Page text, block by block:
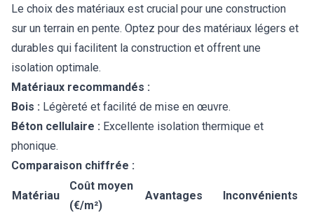
Le choix des matériaux est crucial pour une construction
sur un terrain en pente. Optez pour des matériaux légers et
durables qui facilitent la construction et offrent une
isolation optimale.
Matériaux recommandés :
Bois : Légèreté et facilité de mise en œuvre.
Béton cellulaire : Excellente isolation thermique et
phonique.
Comparaison chiffrée :
Matériau
Coût moyen
(€/m²)
Avantages Inconvénients